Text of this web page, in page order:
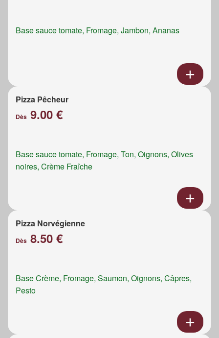
Base sauce tomate, Fromage, Jambon, Ananas
Pizza Pêcheur
Dès 9.00 €
Base sauce tomate, Fromage, Ton, Oignons, Olives
noires, Crème Fraîche
Pizza Norvégienne
Dès 8.50 €
Base Crème, Fromage, Saumon, Oignons, Câpres,
Pesto